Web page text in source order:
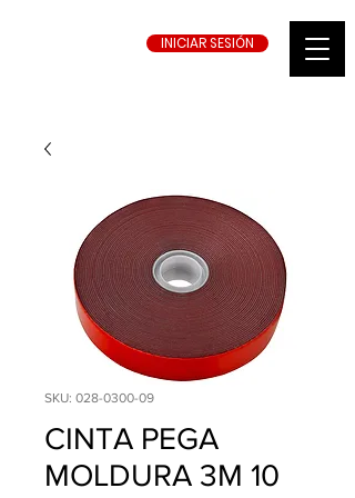
INICIAR SESIÓN
SKU: 028-0300-09
CINTA PEGA
MOLDURA 3M 10